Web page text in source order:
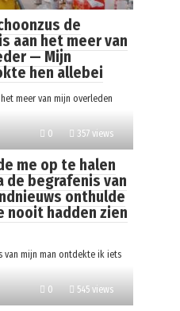
de
aan het meer van
— Mijn
hen allebei
meer van mijn overleden
0 357 views
me op te halen
de begrafenis van
onthulde
nooit hadden zien
van mijn man ontdekte ik iets
0 545 views